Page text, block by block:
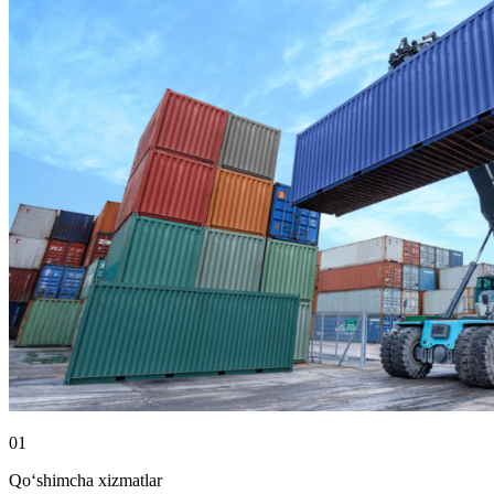
01
Qo‘shimcha xizmatlar